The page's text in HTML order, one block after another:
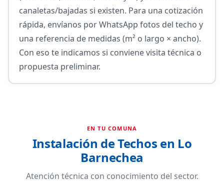
canaletas/bajadas si existen. Para una cotización
rápida, envíanos por WhatsApp fotos del techo y
una referencia de medidas (m² o largo × ancho).
Con eso te indicamos si conviene visita técnica o
propuesta preliminar.
EN TU COMUNA
Instalación de Techos en Lo
Barnechea
Atención técnica con conocimiento del sector.